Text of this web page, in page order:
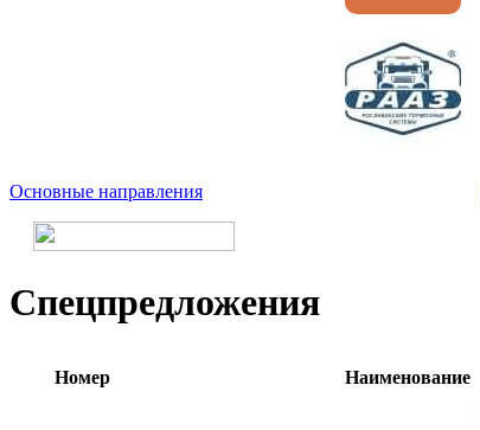
Основные направления
Спецпредложения
Номер Наименование